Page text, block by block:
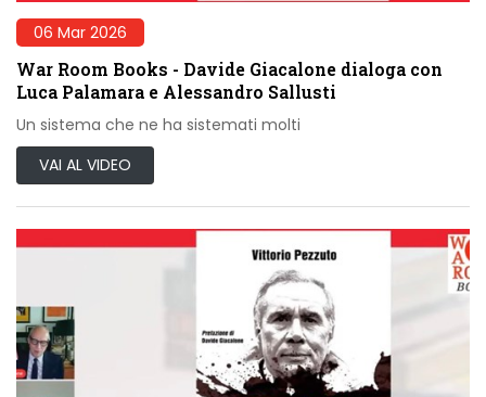
06 Mar 2026
War Room Books - Davide Giacalone dialoga con
Luca Palamara e Alessandro Sallusti
Un sistema che ne ha sistemati molti
VAI AL VIDEO